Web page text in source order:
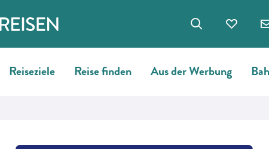
Reiseziele Reise finden Aus der Werbung